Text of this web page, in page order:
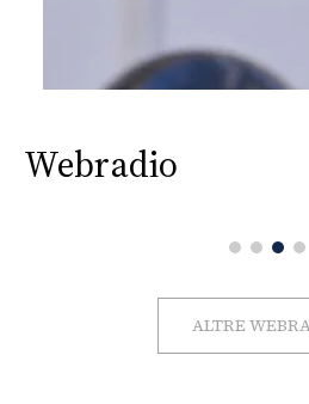
Webradio
ALTRE